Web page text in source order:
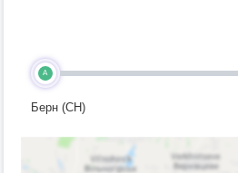
A
Берн (CH)